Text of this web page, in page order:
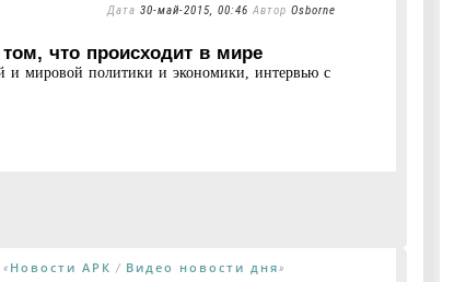
Дата 30-май-2015, 00:46 Автор Osborne
что происходит в мире
и мировой политики и экономики, интервью с
« Новости АРК / Видео новости дня»